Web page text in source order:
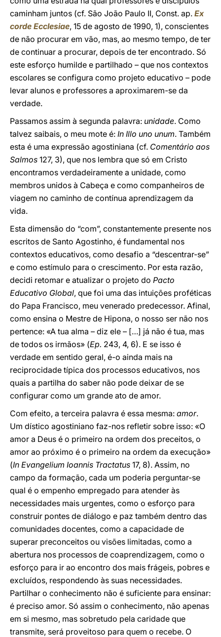
caminham juntos (cf. São João Paulo II, Const. ap. Ex
corde Ecclesiae, 15 de agosto de 1990, 1), conscientes
de não procurar em vão, mas, ao mesmo tempo, de ter
de continuar a procurar, depois de ter encontrado. Só
este esforço humilde e partilhado – que nos contextos
escolares se configura como projeto educativo – pode
levar alunos e professores a aproximarem-se da
verdade.
Passamos assim à segunda palavra: unidade. Como
talvez saibais, o meu mote é: In Illo uno unum. Também
esta é uma expressão agostiniana (cf. Comentário aos
Salmos 127, 3), que nos lembra que só em Cristo
encontramos verdadeiramente a unidade, como
membros unidos à Cabeça e como companheiros de
viagem no caminho de contínua aprendizagem da
vida.
Esta dimensão do “com”, constantemente presente nos
escritos de Santo Agostinho, é fundamental nos
contextos educativos, como desafio a “descentrar-se”
e como estímulo para o crescimento. Por esta razão,
decidi retomar e atualizar o projeto do Pacto
Educativo Global, que foi uma das intuições proféticas
do Papa Francisco, meu venerado predecessor. Afinal,
como ensina o Mestre de Hipona, o nosso ser não nos
pertence: «A tua alma – diz ele – […] já não é tua, mas
de todos os irmãos» (Ep. 243, 4, 6). E se isso é
verdade em sentido geral, é-o ainda mais na
reciprocidade típica dos processos educativos, nos
quais a partilha do saber não pode deixar de se
configurar como um grande ato de amor.
Com efeito, a terceira palavra é essa mesma: amor.
Um dístico agostiniano faz-nos refletir sobre isso: «O
amor a Deus é o primeiro na ordem dos preceitos, o
amor ao próximo é o primeiro na ordem da execução»
(In Evangelium Ioannis Tractatus 17, 8). Assim, no
campo da formação, cada um poderia perguntar-se
qual é o empenho empregado para atender às
necessidades mais urgentes, como o esforço para
construir pontes de diálogo e paz também dentro das
comunidades docentes, como a capacidade de
superar preconceitos ou visões limitadas, como a
abertura nos processos de coaprendizagem, como o
esforço para ir ao encontro dos mais frágeis, pobres e
excluídos, respondendo às suas necessidades.
Partilhar o conhecimento não é suficiente para ensinar:
é preciso amor. Só assim o conhecimento, não apenas
em si mesmo, mas sobretudo pela caridade que
transmite, será proveitoso para quem o recebe. O